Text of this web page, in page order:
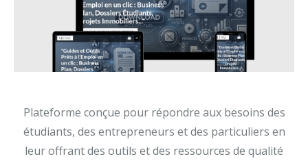
Plateforme conçue pour répondre aux besoins des
étudiants, des entrepreneurs et des particuliers en
leur offrant des outils et des ressources de qualité